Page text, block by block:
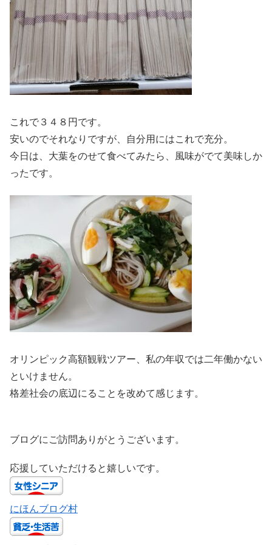
これで３４８円です。
安いのでそれなりですが、自分用にはこれで充分。
今日は、大葉をのせて食べてみたら、風味がでて美味しか
ったです。
オリンピック高額観戦ツアー、私の年収では二年働かない
といけません。
格差社会の底辺にることを改めて感じます。
ブログにご訪問ありがとうございます。
応援していただけると嬉しいです。
にほんブログ村